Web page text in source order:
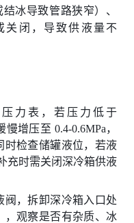
冰导致管路狭窄）、
关闭，导致供液量不
力表，若压力低于
增压至 0.4-0.6MPa，
时检查储罐液位，若液
充时需关闭深冷箱供液
阀，拆卸深冷箱入口处
，观察是否有杂质、冰